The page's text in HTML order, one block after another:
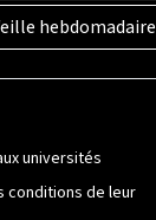
hebdomadaire
universités
conditions de leur